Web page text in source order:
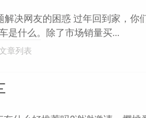
解决网友的困惑 过年回到家，你
是什么。除了市场销量买...
文章列表